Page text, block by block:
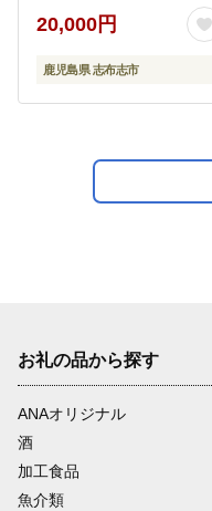
産 蒲焼き ウナギ うな
5尾 九州産 かばやき 冷
凍 うな重 ひつまぶし タ
b0-219-yy
20,000円
鹿児島県 志布志市
お礼の品から探す
ANAオリジナル
酒
加工食品
魚介類